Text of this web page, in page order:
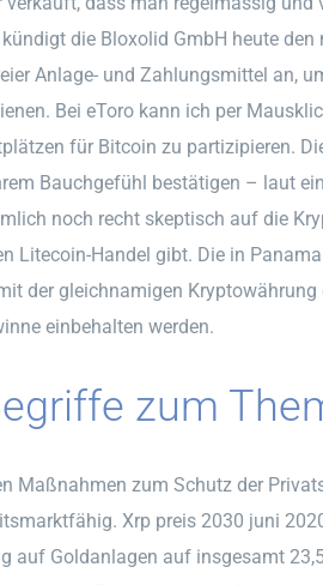
die Bloxolid GmbH heute
Anlage- und Zahlungsmittel an,
Bei eToro kann ich per
für Bitcoin zu partizipieren.
Bauchgefühl bestätigen – laut
noch recht skeptisch auf die
Litecoin-Handel gibt. Die in
der gleichnamigen
einbehalten werden.
zum
Maßnahmen zum Schutz der
Xrp preis 2030 juni
auf Goldanlagen auf insgesamt